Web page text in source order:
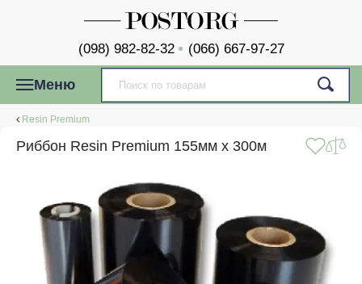
(098) 982-82-32 (066) 667-97-27
Меню
Resin Premium
Риббон Resin Premium 155мм x 300м